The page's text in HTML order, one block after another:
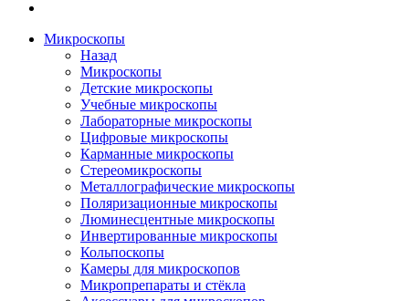
Микроскопы
Назад
Микроскопы
Детские микроскопы
Учебные микроскопы
Лабораторные микроскопы
Цифровые микроскопы
Карманные микроскопы
Стереомикроскопы
Металлографические микроскопы
Поляризационные микроскопы
Люминесцентные микроскопы
Инвертированные микроскопы
Кольпоскопы
Камеры для микроскопов
Микропрепараты и стёкла